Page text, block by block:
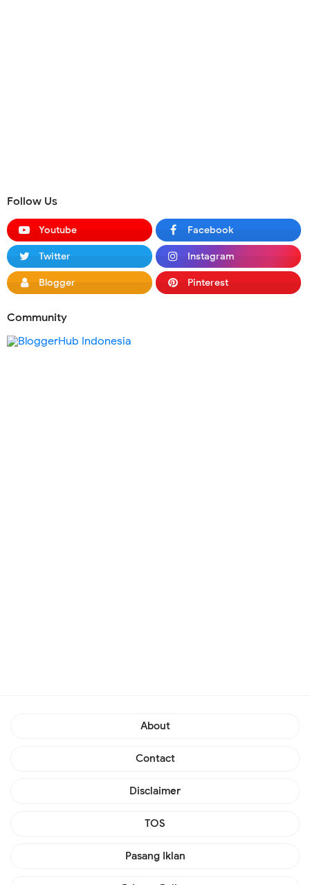
Follow Us
Youtube Facebook
Twitter Instagram
Blogger Pinterest
Community
About
Contact
Disclaimer
TOS
Pasang Iklan